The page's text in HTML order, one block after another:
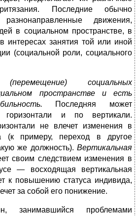
Последние обычно
движения,
в социальном пространстве, в
интересах занятия той или иной
(социальной роли, социального
(перемещение) социальных
пространстве и есть
Последняя может
горизонтали и по вертикали.
не влечет изменения в
(к примеру, переход в другое
же должность). Вертикальная
своим следствием изменения в
— восходящая вертикальная
к повышению статуса индивида,
за собой его понижение.
занимавшийся проблемами